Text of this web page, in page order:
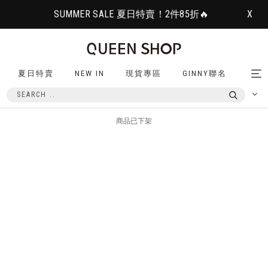
SUMMER SALE 夏日特賣！2件85折🔥 X
夏日特賣 NEW IN 現貨專區 GINNY聯名
商品已下架